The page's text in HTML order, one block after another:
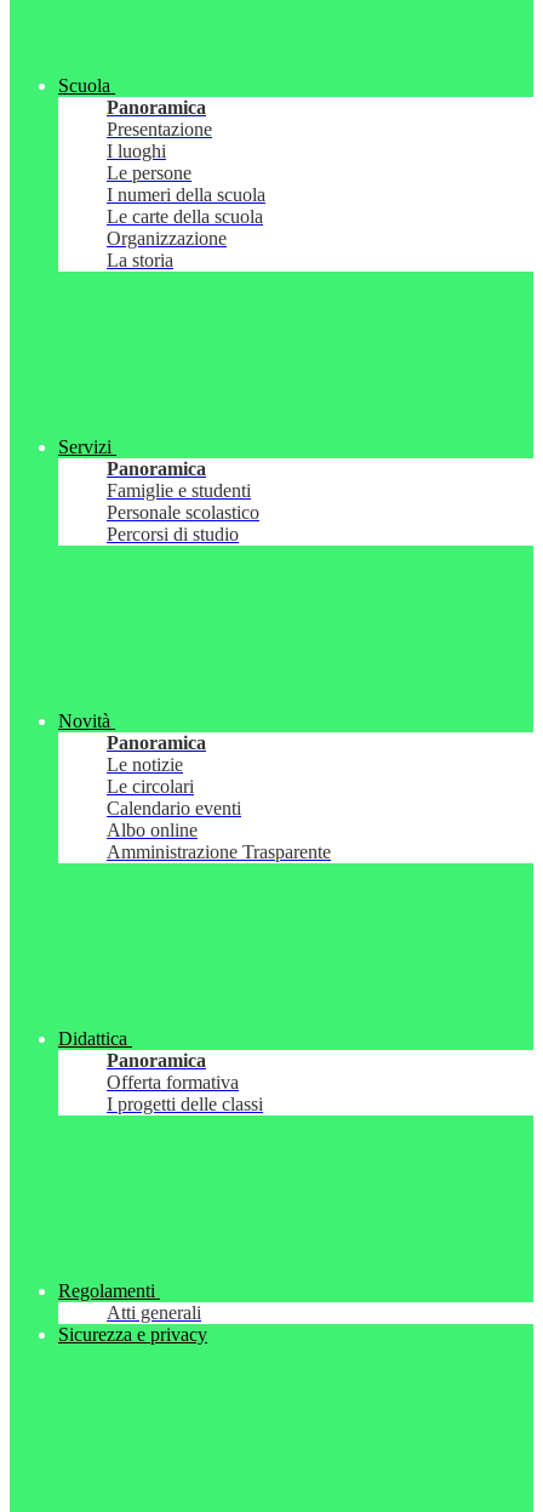
Scuola
Panoramica
Presentazione
I luoghi
Le persone
I numeri della scuola
Le carte della scuola
Organizzazione
La storia
Servizi
Panoramica
Famiglie e studenti
Personale scolastico
Percorsi di studio
Novità
Panoramica
Le notizie
Le circolari
Calendario eventi
Albo online
Amministrazione Trasparente
Didattica
Panoramica
Offerta formativa
I progetti delle classi
Regolamenti
Atti generali
Sicurezza e privacy